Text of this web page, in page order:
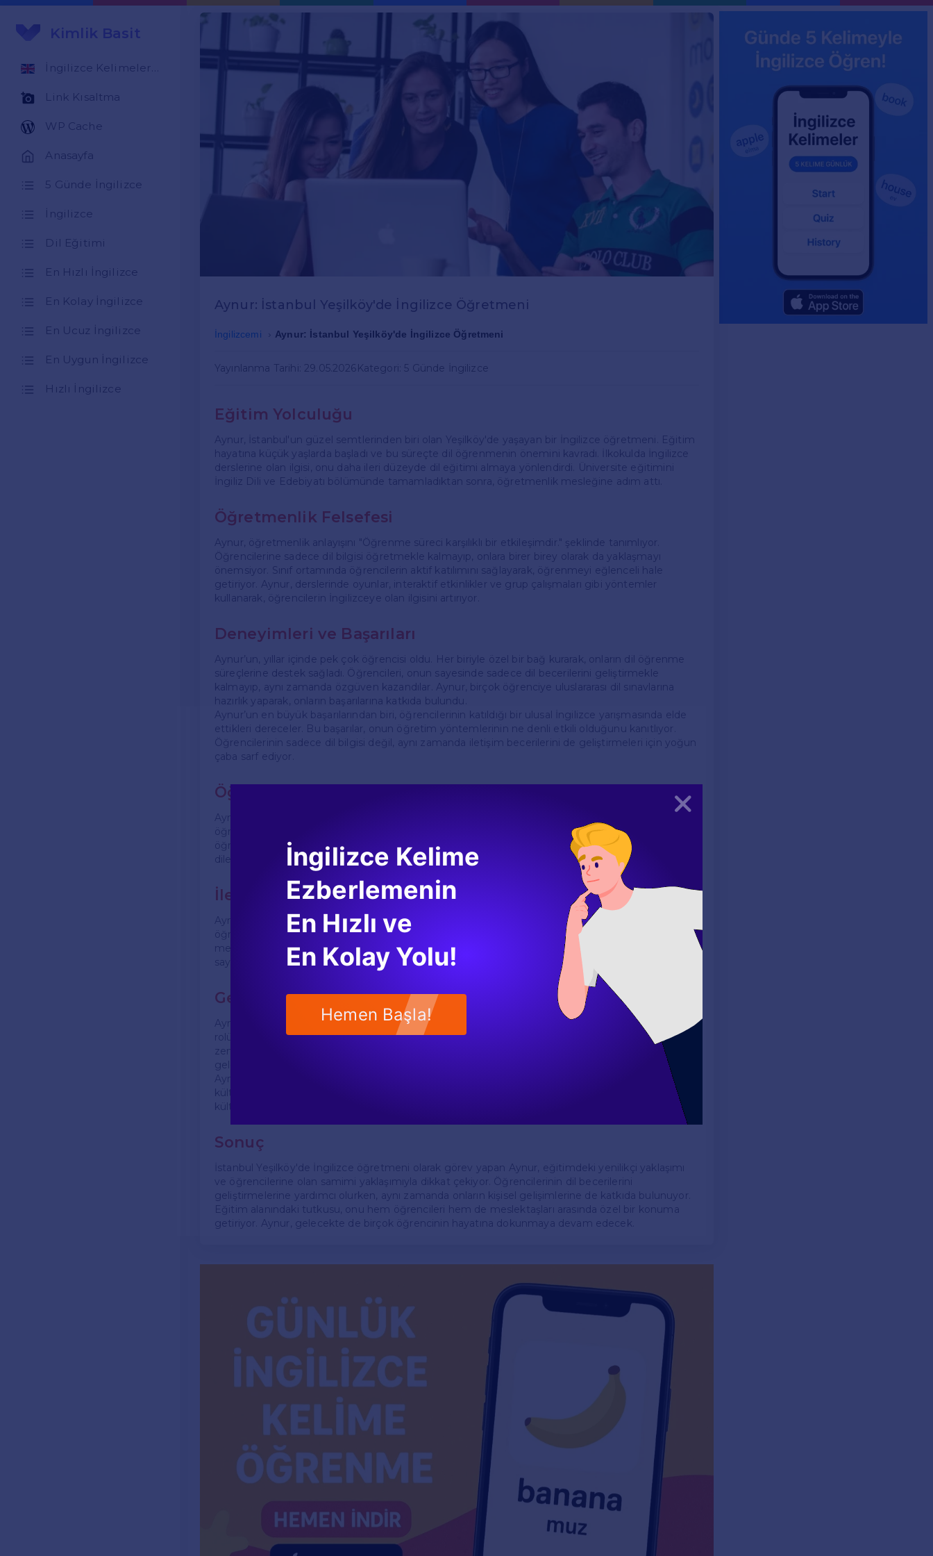
Kimlik Basit
Link Kısaltma
WP Cache
Anasayfa
5 Günde İngilizce
İngilizce
Dil Eğitimi
En Hızlı İngilizce
En Kolay İngilizce
En Ucuz İngilizce
En Uygun İngilizce
Hızlı İngilizce
Aynur: İstanbul Yeşilköy'de İngilizce Öğretmeni
İngilizcemi Aynur: İstanbul Yeşilköy'de İngilizce Öğretmeni
Yayınlanma Tarihi: 29.05.2026 Kategori: 5 Günde İngilizce
Eğitim Yolculuğu
Aynur, İstanbul'un güzel semtlerinden biri olan Yeşilköy'de yaşayan bir İngilizce öğretmeni. Eğitim
hayatına küçük yaşlarda başladı ve bu süreçte dil öğrenmenin önemini kavradı. İlkokulda İngilizce
derslerine olan ilgisi, onu daha ileri düzeyde dil eğitimi almaya yönlendirdi. Üniversite eğitimini
İngiliz Dili ve Edebiyatı bölümünde tamamladıktan sonra, öğretmenlik mesleğine adım attı.
Öğretmenlik Felsefesi
Aynur, öğretmenlik anlayışını "Öğrenme süreci karşılıklı bir etkileşimdir." şeklinde tanımlıyor.
Öğrencilerine sadece dil bilgisi öğretmekle kalmayıp, onlara birer birey olarak da yaklaşmayı
önemsiyor. Sınıf ortamında öğrencilerin aktif katılımını sağlayarak, öğrenmeyi eğlenceli hale
getiriyor. Aynur, derslerinde oyunlar, interaktif etkinlikler ve grup çalışmaları gibi yöntemler
kullanarak, öğrencilerin İngilizceye olan ilgisini artırıyor.
Deneyimleri ve Başarıları
Aynur’un, yıllar içinde pek çok öğrencisi oldu. Her biriyle özel bir bağ kurarak, onların dil öğrenme
süreçlerine destek sağladı. Öğrencileri, onun sayesinde sadece dil becerilerini geliştirmekle
kalmayıp, aynı zamanda özgüven kazandılar. Aynur, birçok öğrenciye uluslararası dil sınavlarına
hazırlık yaparak, onların başarılarına katkıda bulundu.
Aynur’un en büyük başarılarından biri, öğrencilerinin katıldığı bir ulusal İngilizce yarışmasında elde
ettikleri dereceler. Bu başarılar, onun öğretim yöntemlerinin ne denli etkili olduğunu kanıtlıyor.
Öğrencilerinin sadece dil bilgisi değil, aynı zamanda iletişim becerilerini de geliştirmeleri için yoğun
çaba sarf ediyor.
Öğrenci Yorumları
Aynur’un öğrencileri, onun öğretim tarzını ve kişisel yaklaşımını takdir ediyor. Onlar,
öğretmenlerinin dersleri ne kadar eğlenceli ve öğretici hale getirdiğinden bahsediyor. Birçok
öğrenci, Aynur’un derslerinde kendilerini rahat hissettiklerini ve hata yapmaktan korkmadıklarını
dile getiriyor. Bu da, öğrenme sürecinin daha verimli ve keyifli geçmesini sağlıyor.
İletişim ve Erişim
Aynur, öğrenci ve velileriyle sürekli iletişim halinde olmayı önemsiyor. Dersler dışında da
öğrencilerinin sorularını yanıtlamak ve onlara destek olmak için çaba gösteriyor. Ayrıca, sosyal
medya üzerinden de öğrencileriyle etkileşimde bulunarak, onların gelişimlerini takip ediyor. Bu
sayede, eğitim sürecinin her anında öğrencilerine yardımcı olabiliyor.
Gelecek Hedefleri
Aynur, gelecekte eğitim alanında daha fazla yenilik yapmayı hedefliyor. Teknolojinin eğitimdeki
rolünün giderek arttığı günümüzde, dijital araçları etkin bir şekilde kullanarak derslerini
zenginleştirmeyi planlıyor. Ayrıca, uluslararası eğitim programlarına katılarak, farklı kültürlerden
gelen eğitimcilerle bilgi alışverişinde bulunmayı arzuluyor.
Aynur’un en büyük hayali, öğrencilere sadece dil öğretmek değil, aynı zamanda onlara farklı
kültürleri tanıtmak ve dünya görüşlerini genişletmek. Bu amacını gerçekleştirmek için, çeşitli
kültürel etkinlikler ve dil kampları düzenlemeyi düşünüyor.
Sonuç
İstanbul Yeşilköy'de İngilizce öğretmeni olarak görev yapan Aynur, eğitimdeki yenilikçi yaklaşımı
ve öğrencilerine olan samimi yaklaşımıyla dikkat çekiyor. Öğrencilerinin dil becerilerini
geliştirmelerine yardımcı olurken, aynı zamanda onların kişisel gelişimlerine de katkıda bulunuyor.
Eğitim alanındaki tutkusu, onu hem öğrencileri hem de meslektaşları arasında özel bir konuma
getiriyor. Aynur, gelecekte de birçok öğrencinin hayatına dokunmaya devam edecek.
Kapat
İngilizce Kelime
Ezberlemenin
En Hızlı ve
En Kolay Yolu!
Hemen Başla!